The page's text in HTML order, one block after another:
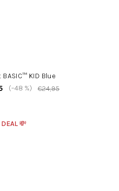
KID Blue
€24,95
(–48 %)
💸